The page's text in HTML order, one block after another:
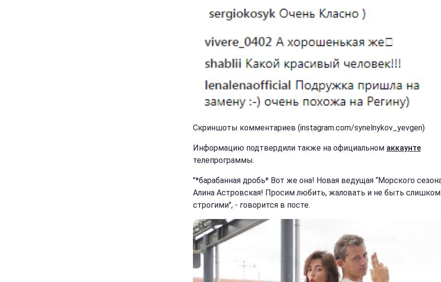
Скриншоты комментариев (instagram.com/synelnykov_yevgen)
Информацию подтвердили также на официальном аккаунте
телепрограммы.
"*барабанная дробь* Вот же она! Новая ведущая “Морского
Алина Астровская! Просим любить, жаловать и не быть слишком
строгими", - говорится в посте.